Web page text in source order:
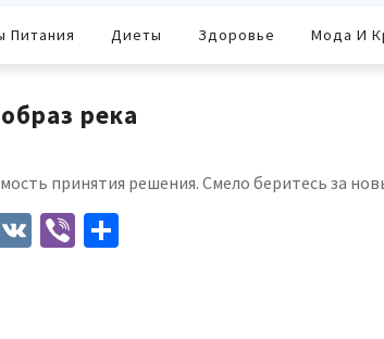
Питания Диеты Здоровье Мода И
река
принятия решения. Смело беритесь за
VK Viber